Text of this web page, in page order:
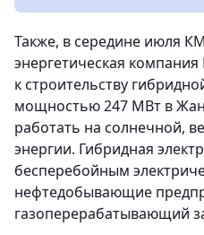
Также, в середине июля
энергетическая компания
к строительству
мощностью 247 МВт в
работать на солнечной,
энергии. Гибридная
бесперебойным
нефтедобывающие
газоперерабатывающий